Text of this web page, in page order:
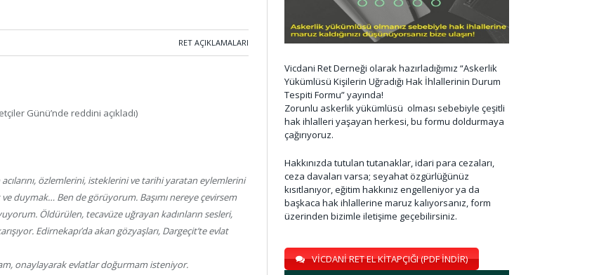
RET AÇIKLAMALARI
Günü’nde reddini açıkladı)
özlemlerini, isteklerini ve tarihi yaratan eylemlerini
duymak… Ben de görüyorum. Başımı nereye çevirsem
Öldürülen, tecavüze uğrayan kadınların sesleri,
Edirnekapı’da akan gözyaşları, Dargeçit’te evlat
onaylayarak evlatlar doğurmam isteniyor.
Vicdani Ret Derneği olarak hazırladığımız “Askerlik
Yükümlüsü Kişilerin Uğradığı Hak İhlallerinin Durum
Tespiti Formu” yayında!
Zorunlu askerlik yükümlüsü olması sebebiyle çeşitli
hak ihlalleri yaşayan herkesi, bu formu doldurmaya
çağırıyoruz.
Hakkınızda tutulan tutanaklar, idari para cezaları,
ceza davaları varsa; seyahat özgürlüğünüz
kısıtlanıyor, eğitim hakkınız engelleniyor ya da
başkaca hak ihlallerine maruz kalıyorsanız, form
üzerinden bizimle iletişime geçebilirsiniz.
VİCDANİ RET EL KİTAPÇIĞI (PDF İNDİR)